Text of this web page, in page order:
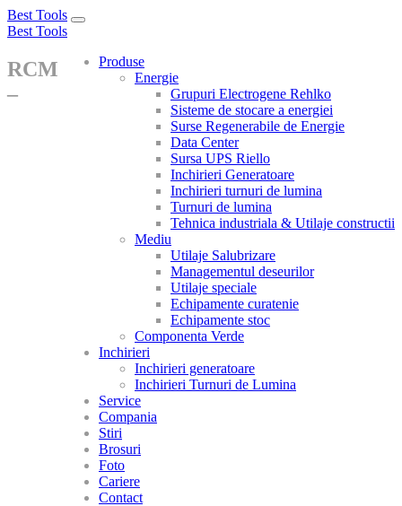
Best Tools
Toggle
Best Tools
Produse
Energie
Grupuri Electrogene Rehlko
Sisteme de stocare a energiei
Surse Regenerabile de Energie
Data Center
Sursa UPS Riello
Inchirieri Generatoare
Inchirieri turnuri de lumina
Turnuri de lumina
Tehnica industriala & Utilaje constructii
Mediu
Utilaje Salubrizare
Managementul deseurilor
Utilaje speciale
Echipamente curatenie
Echipamente stoc
Componenta Verde
Inchirieri
Inchirieri generatoare
Inchirieri Turnuri de Lumina
Service
Compania
Stiri
Brosuri
Foto
Cariere
Contact
RCM
–